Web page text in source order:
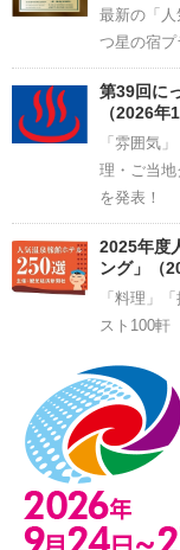
最新の「人
つ星の宿プ
第39回に
（2026年
「雰囲気
理・ご当
を発表！
2025年度
ング」（
「料理」
スト100軒